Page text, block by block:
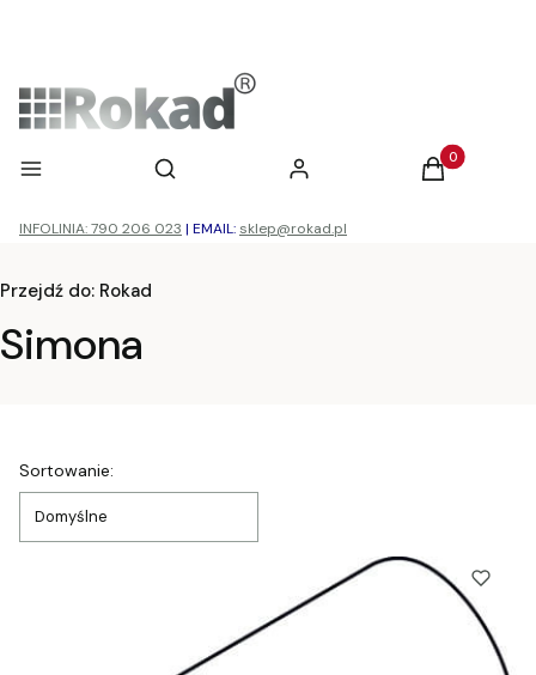
Menu Otwórz wyszukiwarkę
Szukaj Zaloguj się Produkty w
Koszyk
INFOLINIA: 790 206 023 | EMAIL: sklep@rokad.pl
Przejdź do: Rokad
Simona
Lista produktów
Sortowanie:
Domyślne